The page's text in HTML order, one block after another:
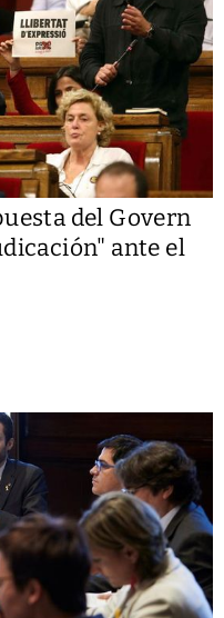
del Govern
ante el